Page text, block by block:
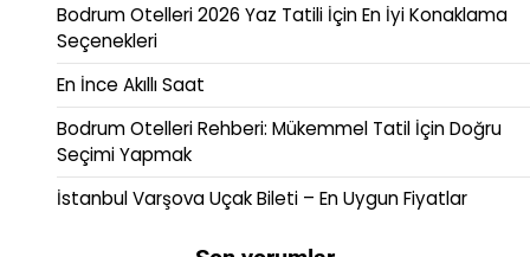
Bodrum Otelleri 2026 Yaz Tatili İçin En İyi Konaklama
Seçenekleri
En İnce Akıllı Saat
Bodrum Otelleri Rehberi: Mükemmel Tatil İçin Doğru
Seçimi Yapmak
İstanbul Varşova Uçak Bileti – En Uygun Fiyatlar